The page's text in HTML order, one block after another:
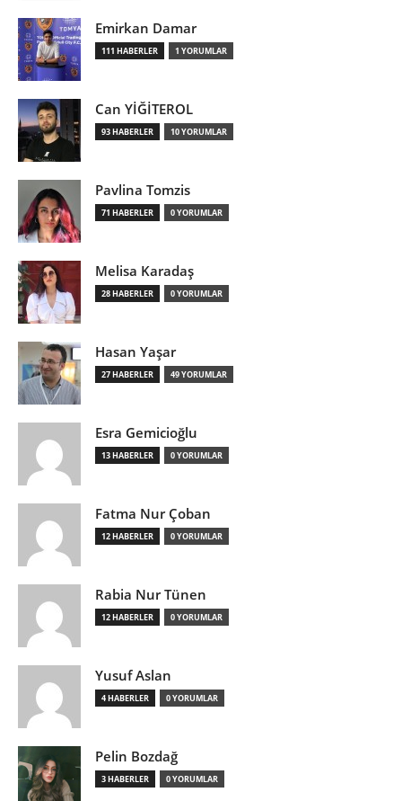
Emirkan Damar
111 HABERLER 1 YORUMLAR
Can YİĞİTEROL
93 HABERLER 10 YORUMLAR
Pavlina Tomzis
71 HABERLER 0 YORUMLAR
Melisa Karadaş
28 HABERLER 0 YORUMLAR
Hasan Yaşar
27 HABERLER 49 YORUMLAR
Esra Gemicioğlu
13 HABERLER 0 YORUMLAR
Fatma Nur Çoban
12 HABERLER 0 YORUMLAR
Rabia Nur Tünen
12 HABERLER 0 YORUMLAR
Yusuf Aslan
4 HABERLER 0 YORUMLAR
Pelin Bozdağ
3 HABERLER 0 YORUMLAR